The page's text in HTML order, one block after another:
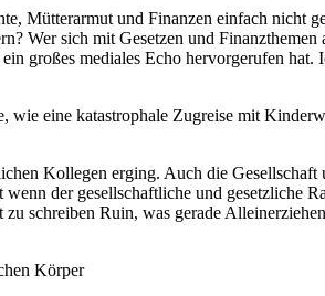
und Finanzen einfach nicht
sich mit Gesetzen und Finanzthemen
großes mediales Echo hervorgerufen
eine katastrophale Zugreise mit
Kollegen erging. Auch die Gesellschaft
der gesellschaftliche und gesetzliche
schreiben Ruin, was gerade